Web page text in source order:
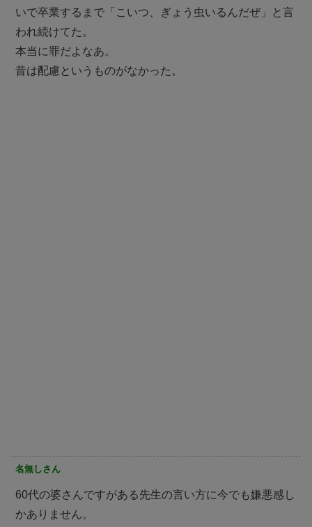
いで卒業するまで「こいつ、ぎょう虫いるんだぜ」と言
われ続けてた。
本当に罪だよなあ。
昔は配慮というものがなかった。
名無しさん
60代の婆さんですがある先生の言い方に今でも嫌悪感し
かありません。